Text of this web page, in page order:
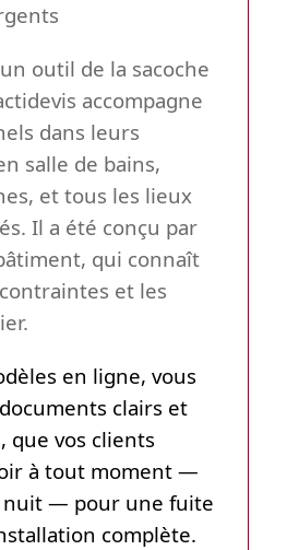
outil de la sacoche
accompagne
dans leurs
salle de bains,
et tous les lieux
Il a été conçu par
qui connaît
et les
en ligne, vous
clairs et
que vos clients
à tout moment —
nuit — pour une fuite
complète.